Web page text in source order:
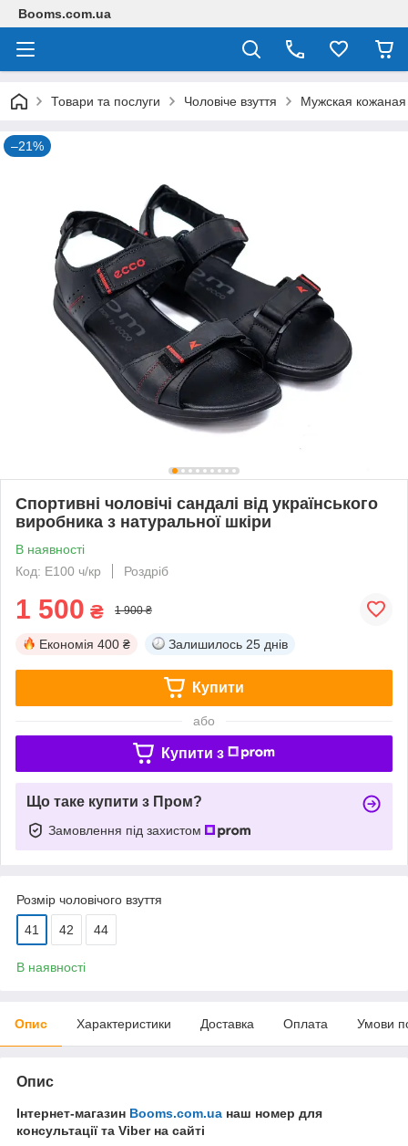
Booms.com.ua
Товари та послуги Чоловіче взуття Мужская
–21%
Спортивні чоловічі сандалі від українського
виробника з натуральної шкіри
В наявності
Код: Е100 ч/кр
Роздріб
1 500 ₴ 1 900 ₴
Економія 400 ₴ Залишилось 25 днів
Купити
або
Купити з
Що таке купити з Пром?
Замовлення під захистом
Розмір чоловічого взуття
41 42 44
В наявності
Опис Характеристики Доставка Оплата Умови
Опис
Інтернет-магазин Booms.com.ua наш номер для
консультації та Viber на сайті